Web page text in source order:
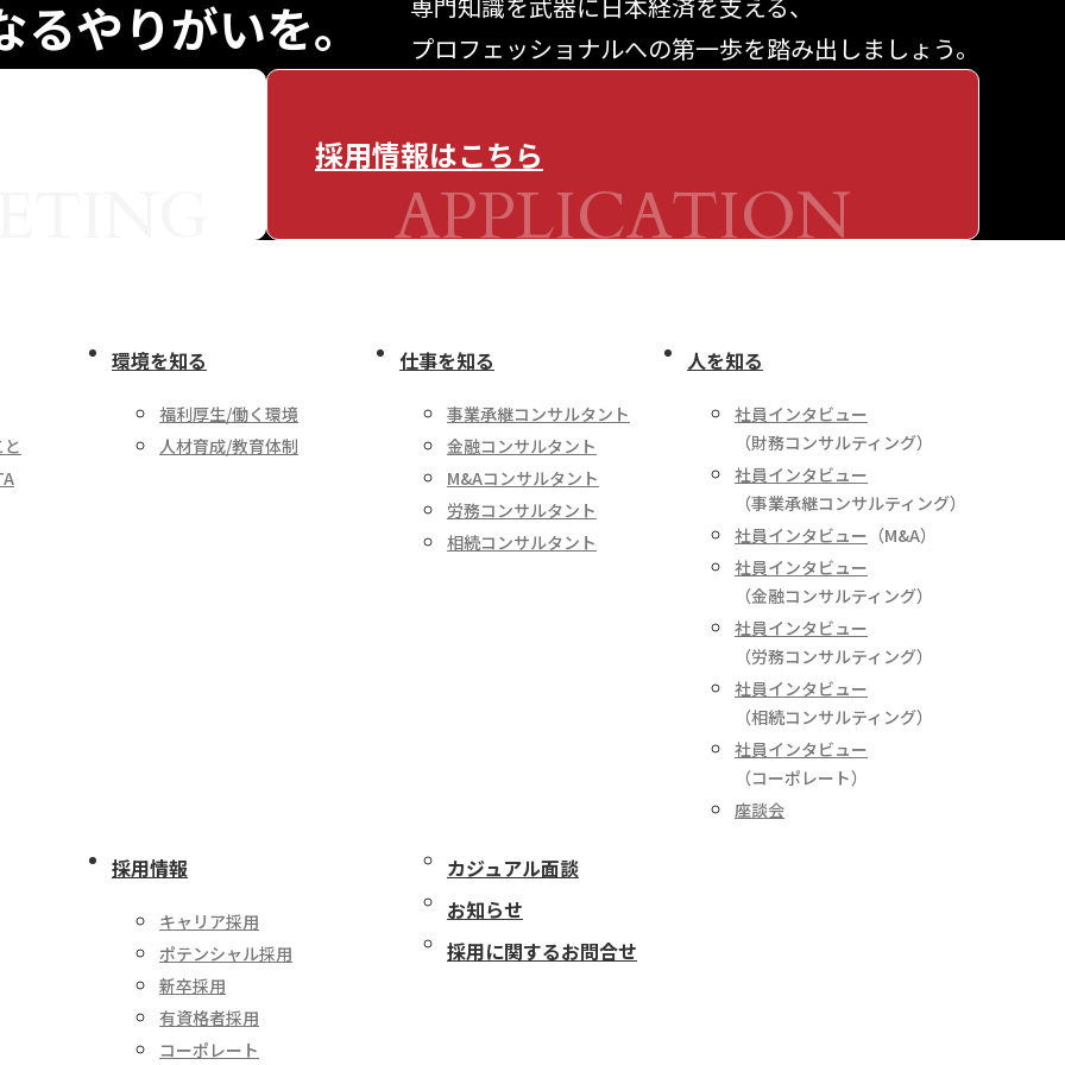
るやりがいを。
プロフェッショナルへの第一歩を踏み出しましょう。
採用情報はこちら
APPLICATION
環境を知る
福利厚生/働く環境
人材育成/教育体制
仕事を知る
事業承継コンサルタント
金融コンサルタント
M&Aコンサルタント
労務コンサルタント
相続コンサルタント
人を知る
社員インタビュー
（財務コンサルティング）
社員インタビュー
（事業承継コンサルティング）
社員インタビュー （M&A）
社員インタビュー
（金融コンサルティング）
社員インタビュー
（労務コンサルティング）
社員インタビュー
（相続コンサルティング）
社員インタビュー
（コーポレート）
座談会
採用情報
キャリア採用
ポテンシャル採用
新卒採用
有資格者採用
コーポレート
カジュアル面談
お知らせ
採用に関するお問合せ